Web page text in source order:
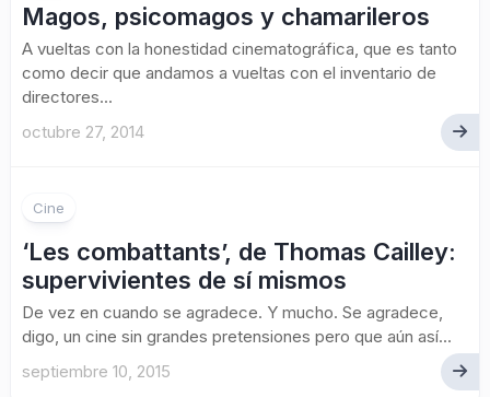
Magos, psicomagos y chamarileros
A vueltas con la honestidad cinematográfica, que es tanto
como decir que andamos a vueltas con el inventario de
directores...
octubre 27, 2014
Cine
‘Les combattants’, de Thomas Cailley:
supervivientes de sí mismos
De vez en cuando se agradece. Y mucho. Se agradece,
digo, un cine sin grandes pretensiones pero que aún así...
septiembre 10, 2015